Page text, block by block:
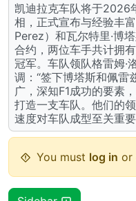
凯迪拉克车队将于2026
相，正式宣布与经验丰
Perez）和瓦尔特里·博
合约，两位车手共计拥
冠军。车队领队格雷姆
调：“签下博塔斯和佩雷
广，深知F1成功的要素
打造一支车队。他们的
速度对车队成型至关重
You must log in or